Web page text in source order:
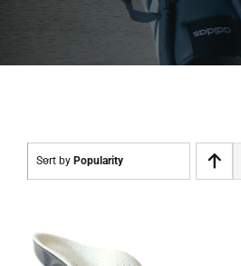
Sort by Popularity